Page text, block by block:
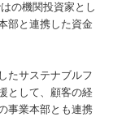
の機関投資家とし
部と連携した資金
たサステナブルフ
として、顧客の経
事業本部とも連携